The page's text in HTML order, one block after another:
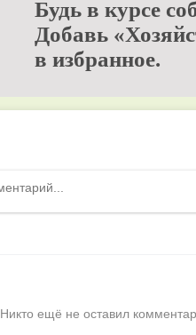
Будь в курсе
Добавь
в избранное.
Никто ещё не оставил